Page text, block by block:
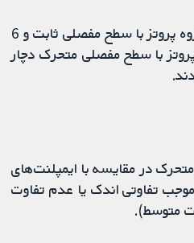
• 7 زانو از هر 1000 زانوی گروه پروتز با سطح مفصلی ثابت و 6
گروه پروتز با سطح مفصلی متحرک دچار
در مقایسه با ایمپلنت‌های
تفاوتی اندک یا عدم تفاوت
متوسط).